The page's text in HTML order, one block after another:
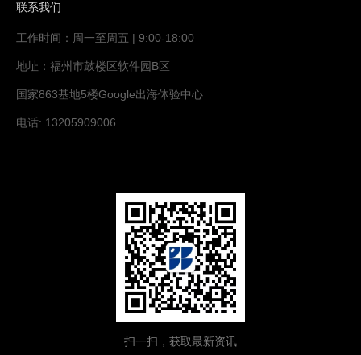
联系我们
工作时间：周一至周五 | 9:00-18:00
地址：福州市鼓楼区软件园B区
国家863基地5楼Google出海体验中心
电话: 13205909006
扫一扫，获取最新资讯